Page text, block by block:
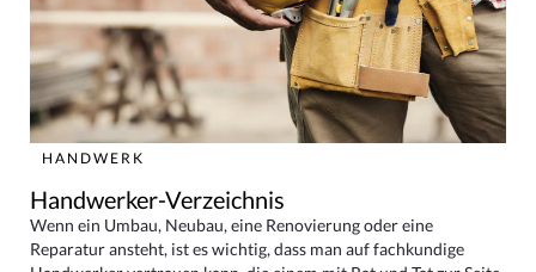
HANDWERK
Handwerker-Verzeichnis
Wenn ein Umbau, Neubau, eine Renovierung oder eine
Reparatur ansteht, ist es wichtig, dass man auf fachkundige